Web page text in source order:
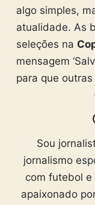
algo simples,
atualidade. As
seleções na
mensagem
para que
Sou
jornalismo
com futebol e
apaixonado